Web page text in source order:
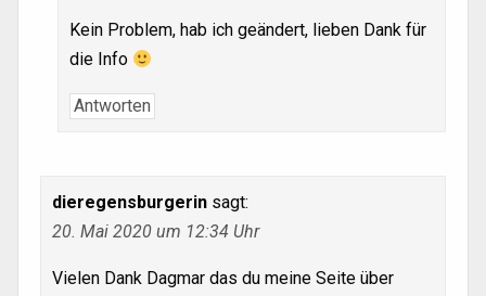
Kein Problem, hab ich geändert, lieben Dank für
die Info
Antworten
dieregensburgerin sagt:
20. Mai 2020 um 12:34 Uhr
Vielen Dank Dagmar das du meine Seite über